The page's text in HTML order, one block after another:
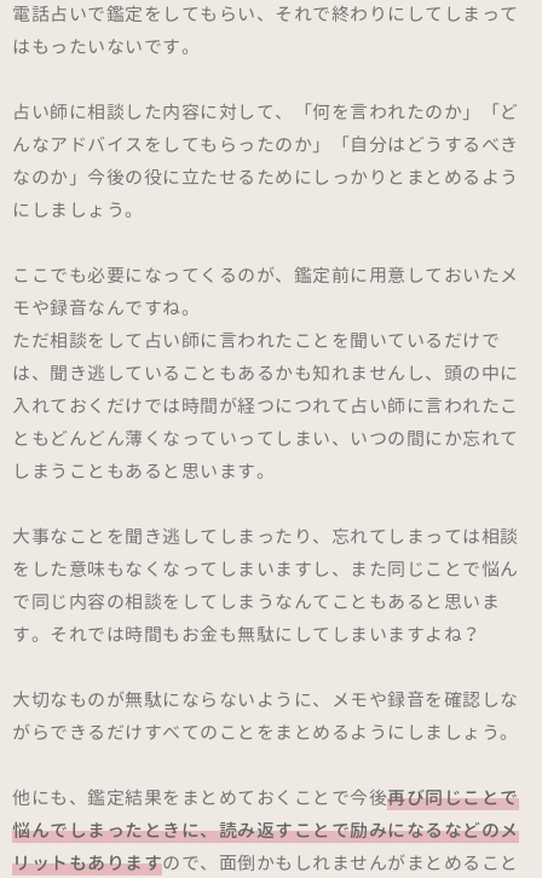
電話占いで鑑定をしてもらい、それで終わりにしてしまって
はもったいないです。
占い師に相談した内容に対して、「何を言われたのか」「ど
んなアドバイスをしてもらったのか」「自分はどうするべき
なのか」今後の役に立たせるためにしっかりとまとめるよう
にしましょう。
ここでも必要になってくるのが、鑑定前に用意しておいたメ
モや録音なんですね。
ただ相談をして占い師に言われたことを聞いているだけで
は、聞き逃していることもあるかも知れませんし、頭の中に
入れておくだけでは時間が経つにつれて占い師に言われたこ
ともどんどん薄くなっていってしまい、いつの間にか忘れて
しまうこともあると思います。
大事なことを聞き逃してしまったり、忘れてしまっては相談
をした意味もなくなってしまいますし、また同じことで悩ん
で同じ内容の相談をしてしまうなんてこともあると思いま
す。それでは時間もお金も無駄にしてしまいますよね？
大切なものが無駄にならないように、メモや録音を確認しな
がらできるだけすべてのことをまとめるようにしましょう。
他にも、鑑定結果をまとめておくことで今後再び同じことで
悩んでしまったときに、読み返すことで励みになるなどのメ
リットもありますので、面倒かもしれませんがまとめること